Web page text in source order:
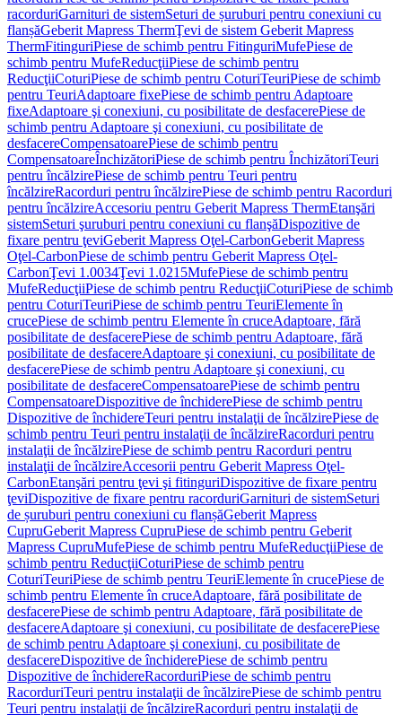
racorduriGarnituri de sistemSeturi de șuruburi pentru conexiuni cu
flanșăGeberit Mapress ThermŢevi de sistem Geberit Mapress
ThermFitinguriPiese de schimb pentru FitinguriMufePiese de
schimb pentru MufeReducţiiPiese de schimb pentru
ReducţiiCoturiPiese de schimb pentru CoturiTeuriPiese de schimb
pentru TeuriAdaptoare fixePiese de schimb pentru Adaptoare
fixeAdaptoare şi conexiuni, cu posibilitate de desfacerePiese de
schimb pentru Adaptoare şi conexiuni, cu posibilitate de
desfacereCompensatoarePiese de schimb pentru
CompensatoareÎnchizătoriPiese de schimb pentru ÎnchizătoriTeuri
pentru încălzirePiese de schimb pentru Teuri pentru
încălzireRacorduri pentru încălzirePiese de schimb pentru Racorduri
pentru încălzireAccesoriu pentru Geberit Mapress ThermEtanşări
sistemSeturi şuruburi pentru conexiuni cu flanşăDispozitive de
fixare pentru ţeviGeberit Mapress Oţel-CarbonGeberit Mapress
Oţel-CarbonPiese de schimb pentru Geberit Mapress Oţel-
CarbonŢevi 1.0034Ţevi 1.0215MufePiese de schimb pentru
MufeReducţiiPiese de schimb pentru ReducţiiCoturiPiese de schimb
pentru CoturiTeuriPiese de schimb pentru TeuriElemente în
crucePiese de schimb pentru Elemente în cruceAdaptoare, fără
posibilitate de desfacerePiese de schimb pentru Adaptoare, fără
posibilitate de desfacereAdaptoare şi conexiuni, cu posibilitate de
desfacerePiese de schimb pentru Adaptoare şi conexiuni, cu
posibilitate de desfacereCompensatoarePiese de schimb pentru
CompensatoareDispozitive de închiderePiese de schimb pentru
Dispozitive de închidereTeuri pentru instalaţii de încălzirePiese de
schimb pentru Teuri pentru instalaţii de încălzireRacorduri pentru
instalaţii de încălzirePiese de schimb pentru Racorduri pentru
instalaţii de încălzireAccesorii pentru Geberit Mapress Oţel-
CarbonEtanşări pentru ţevi şi fitinguriDispozitive de fixare pentru
ţeviDispozitive de fixare pentru racorduriGarnituri de sistemSeturi
de șuruburi pentru conexiuni cu flanșăGeberit Mapress
CupruGeberit Mapress CupruPiese de schimb pentru Geberit
Mapress CupruMufePiese de schimb pentru MufeReducţiiPiese de
schimb pentru ReducţiiCoturiPiese de schimb pentru
CoturiTeuriPiese de schimb pentru TeuriElemente în crucePiese de
schimb pentru Elemente în cruceAdaptoare, fără posibilitate de
desfacerePiese de schimb pentru Adaptoare, fără posibilitate de
desfacereAdaptoare şi conexiuni, cu posibilitate de desfacerePiese
de schimb pentru Adaptoare şi conexiuni, cu posibilitate de
desfacereDispozitive de închiderePiese de schimb pentru
Dispozitive de închidereRacorduriPiese de schimb pentru
RacorduriTeuri pentru instalaţii de încălzirePiese de schimb pentru
Teuri pentru instalaţii de încălzireRacorduri pentru instalaţii de